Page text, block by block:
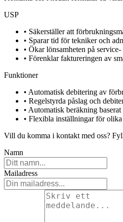
USP
• Säkerställer att
• Sparar tid för tekniker och
• Ökar lönsamheten på
• Förenklar faktureringen av
Funktioner
• Automatisk debitering av
• Regelstyrda påslag och
• Automatisk beräkning
• Flexibla inställningar för
Vill du komma i kontakt med oss?
Namn
Mailadress